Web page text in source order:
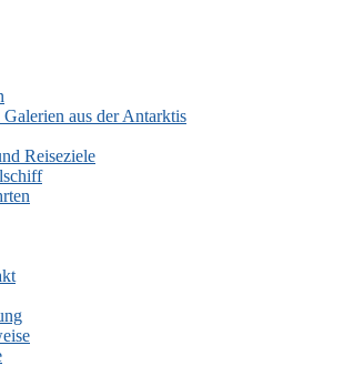
aus der Antarktis
Reiseziele